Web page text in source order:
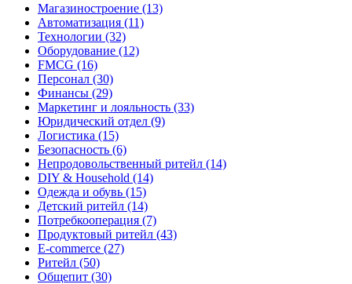
Магазиностроение (13)
Автоматизация (11)
Технологии (32)
Оборудование (12)
FMCG (16)
Персонал (30)
Финансы (29)
Маркетинг и лояльность (33)
Юридический отдел (9)
Логистика (15)
Безопасность (6)
Непродовольственный ритейл (14)
DIY & Household (14)
Одежда и обувь (15)
Детский ритейл (14)
Потребкооперация (7)
Продуктовый ритейл (43)
E-commerce (27)
Ритейл (50)
Общепит (30)